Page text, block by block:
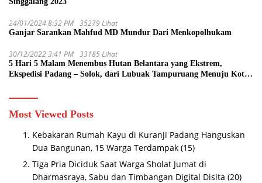
24/01/2024 8:32 PM 35279 Lihat
Ganjar Sarankan Mahfud MD Mundur Dari Menkopolhukam
30/12/2022 3:41 PM 33185 Lihat
5 Hari 5 Malam Menembus Hutan Belantara yang Ekstrem,
Ekspedisi Padang – Solok, dari Lubuak Tampuruang Menuju Koto
Most Viewed Posts
Kebakaran Rumah Kayu di Kuranji Padang Hanguskan
Dua Bangunan, 15 Warga Terdampak (15)
Tiga Pria Diciduk Saat Warga Sholat Jumat di
Dharmasraya, Sabu dan Timbangan Digital Disita (20)